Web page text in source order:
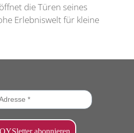
die Türen seines
Erlebniswelt für kleine